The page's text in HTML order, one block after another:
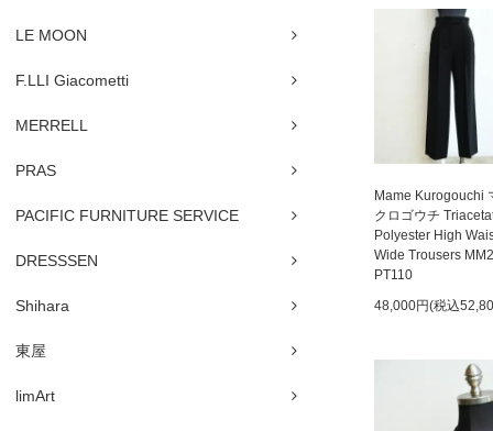
LE MOON
F.LLI Giacometti
MERRELL
PRAS
PACIFIC FURNITURE SERVICE
DRESSSEN
Shihara
東屋
limArt
Mame Kurogouchi
クロゴウチ
Polyester High
Wide Trousers
PT110
48,000円(税込